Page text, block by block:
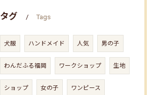
タグ Tags
犬服 ハンドメイド 人気 男の子
わんだふる福岡 ワークショップ 生地
ショップ 女の子 ワンピース